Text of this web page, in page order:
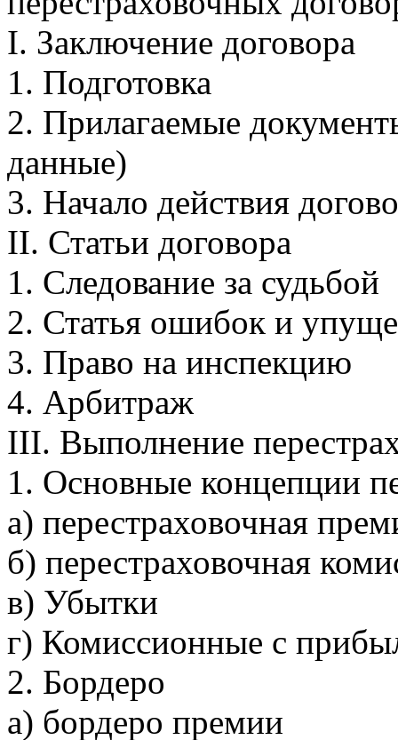
I. Заключение договора
1. Подготовка
2. Прилагаемые
данные)
3. Hачало действия
II. Статьи договора
1. Следование за судьбой
2. Статья ошибок и
3. Право на инспекцию
4. Арбитраж
III. Выполнение
1. Основные концепции
а) перестраховочная
б) перестраховочная
в) Убытки
г) Комиссионные с
2. Бордеро
а) бордеро премии